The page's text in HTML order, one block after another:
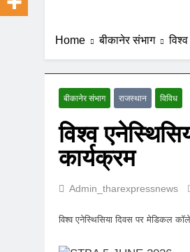
Home बीकानेर संभाग
बीकानेर संभाग राजस्थान विविध
विश्व
कार्यक्रम
Admin_tharexpressnews
विश्व एनेस्थिसिया दिवस पर मेडिकल